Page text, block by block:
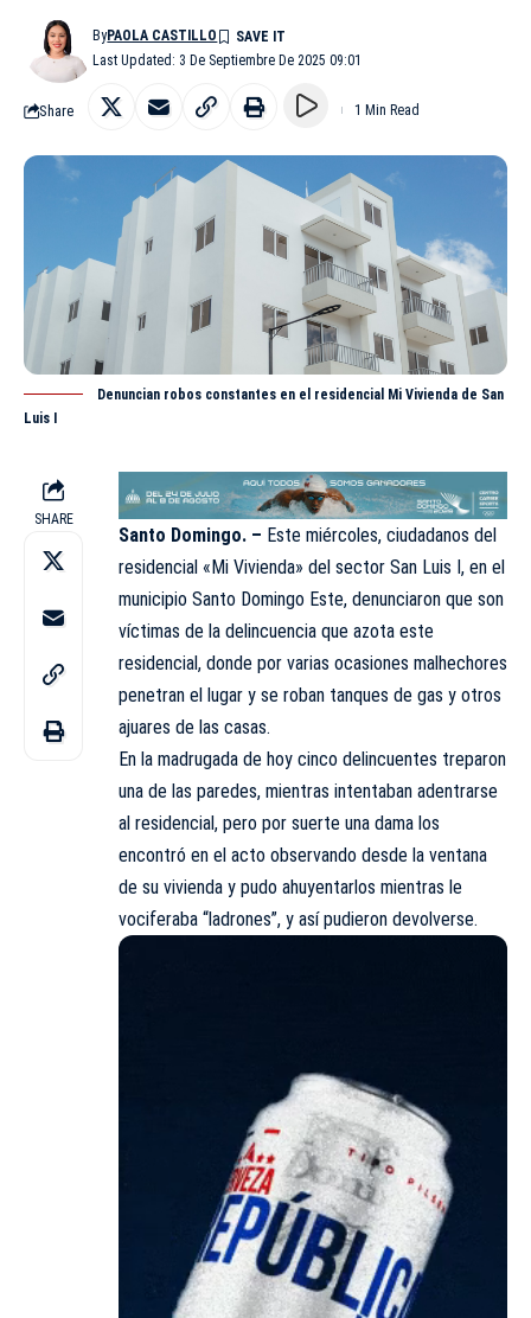
Last Updated: 3 De Septiembre De 2025 09:01
ByPAOLA CASTILLO
Share 1 Min Read
Denuncian robos constantes en el residencial Mi Vivienda de San
Luis I
SHARE
Santo Domingo. – Este miércoles, ciudadanos del
residencial « Mi Vivienda» del sector San Luis I, en el
municipio Santo Domingo Este, denunciaron que son
víctimas de la delincuencia que azota este
residencial, donde por varias ocasiones malhechores
penetran el lugar y se roban tanques de gas y otros
ajuares de las casas.
En la madrugada de hoy cinco delincuentes treparon
una de las paredes, mientras intentaban adentrarse
al residencial, pero por suerte una dama los
encontró en el acto observando desde la ventana
de su vivienda y pudo ahuyentarlos mientras le
vociferaba “ladrones”, y así pudieron devolverse.